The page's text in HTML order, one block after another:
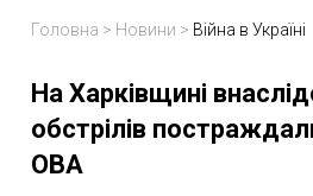
Головна > Новини > Війна в Україні
На Харківщині
обстрілів
ОВА